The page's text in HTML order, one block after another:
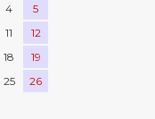
4
5
11
12
18
19
25
26